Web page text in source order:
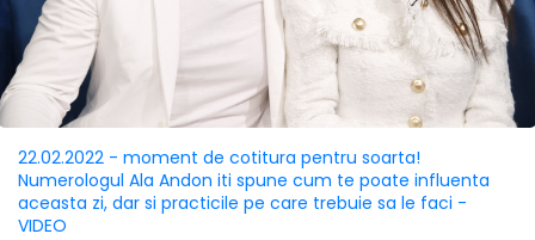
22.02.2022 - moment de cotitura pentru soarta!
Numerologul Ala Andon iti spune cum te poate influenta
aceasta zi, dar si practicile pe care trebuie sa le faci -
VIDEO